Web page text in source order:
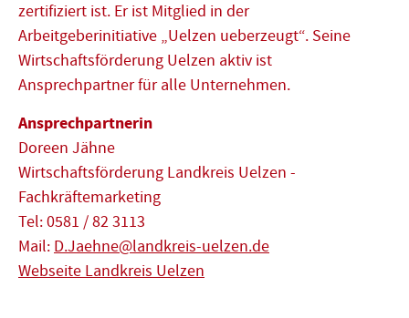
zertifiziert ist. Er ist Mitglied in der
Arbeitgeberinitiative „Uelzen ueberzeugt“. Seine
Wirtschaftsförderung Uelzen aktiv ist
Ansprechpartner für alle Unternehmen.
Ansprechpartnerin
Doreen Jähne
Wirtschaftsförderung Landkreis Uelzen -
Fachkräftemarketing
Tel: 0581 / 82 3113
Mail: D.Jaehne@landkreis-uelzen.de
Webseite Landkreis Uelzen